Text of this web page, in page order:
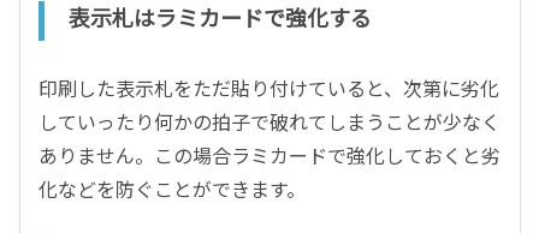
表示札はラミカードで強化する
印刷した表示札をただ貼り付けていると、次第に劣化
していったり何かの拍子で破れてしまうことが少なく
ありません。この場合ラミカードで強化しておくと劣
化などを防ぐことができます。